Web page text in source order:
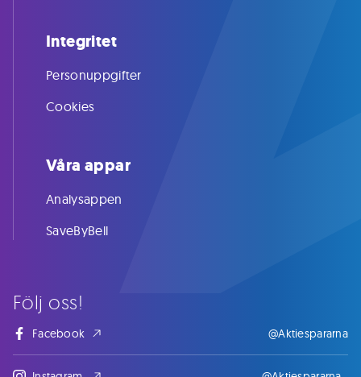
Följ oss!
Facebook @Aktiespararna
Integritet
Personuppgifter
Cookies
Våra appar
Analysappen
SaveByBell